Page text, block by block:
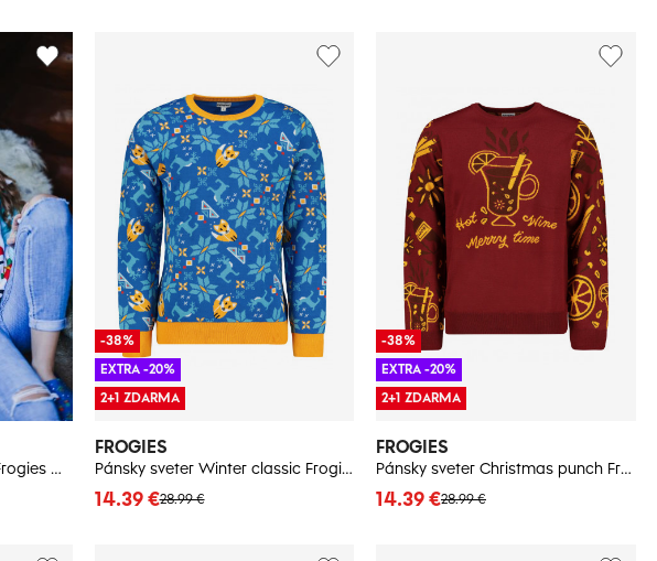
Dámsky sveter Penguins Frogies Christmas
FROGIES
Pánsky sveter Winter classic Frogies
28.99 €
14.39 €
-38%
EXTRA -20%
2+1 ZDARMA
FROGIES
Pánsky sveter Christmas punch Frogies
28.99 €
14.39 €
-38%
EXTRA -20%
2+1 ZDARMA